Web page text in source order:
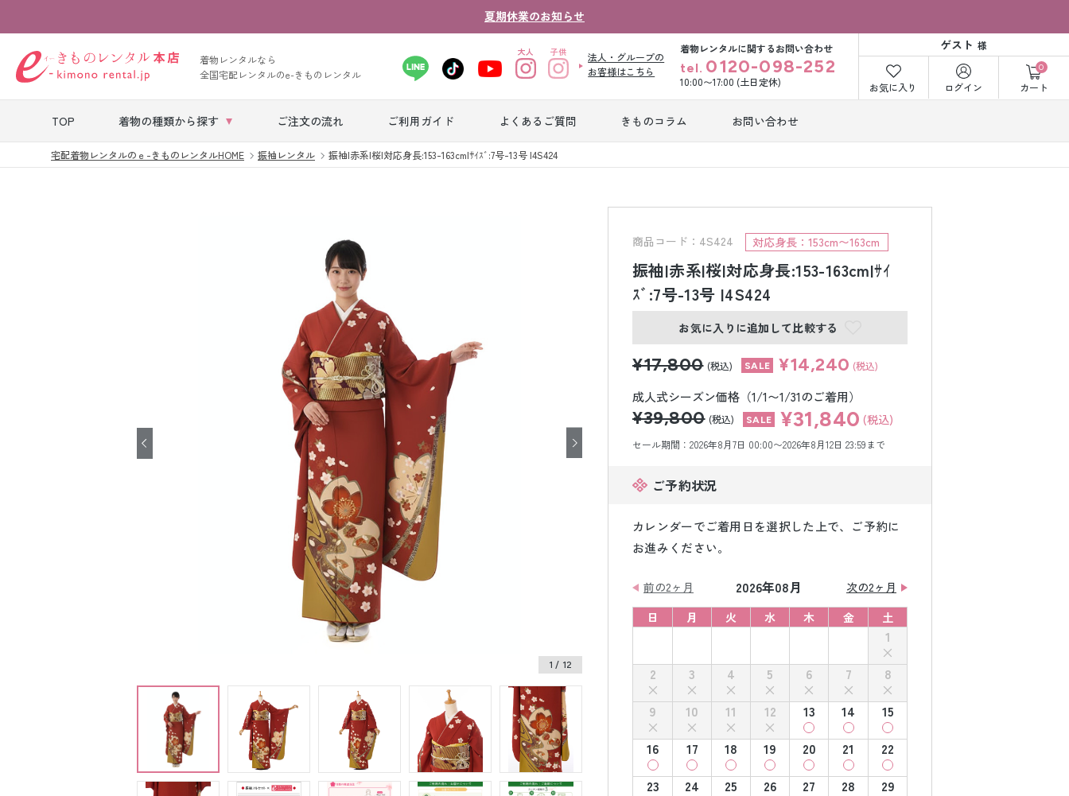
夏期休業のお知らせ
着物レンタルなら
全国宅配レンタルのe-きものレンタル
法人・グループの
お客様はこちら
着物レンタルに関するお問い合わせ
tel. 0120-098-252
10:00〜17:00 (土日定休)
ゲスト 様
お気に入り ログイン
0
カート
TOP 着物の種類から探す ご注文の流れ ご利用ガイド よくあるご質問 きものコラム お問い合わせ
七五三レンタル 振袖レンタル
卒業式袴レンタ
ル
産着レンタル
レンタル
ンタル
タル
紋付袴レンタル
男性礼装レンタ
ル
色打掛&紋付袴
レンタル
小物販売品
宅配着物レンタルのｅ-きものレンタルHOME 振袖レンタル 振袖|赤系|桜|対応身長:153-163cm|ｻｲｽﾞ:7号-13号 |4S424
商品コード：4S424 対応身長：153cm〜163cm
振袖|赤系|桜|対応身長:153-163cm|ｻｲ
ｽﾞ:7号-13号 |4S424
お気に入りに追加して比較する
¥17,800 (税込) ¥14,240 (税込)
成人式シーズン価格（1/1〜1/31のご着用）
¥39,800 (税込) ¥31,840 (税込)
セール期間：2026年8月7日 00:00〜2026年8月12日 23:59まで
ご予約状況
カレンダーでご着用日を選択した上で、ご予約に
お進みください。
前の2ヶ月 2026年08月
次の2ヶ月
日
月 火 水 木 金 土
1
2
3 4 5 6 7
8
9
10 11 12 13 14
15
16
17 18 19 20 21
22
23
24 25 26 27 28
29
1 / 12